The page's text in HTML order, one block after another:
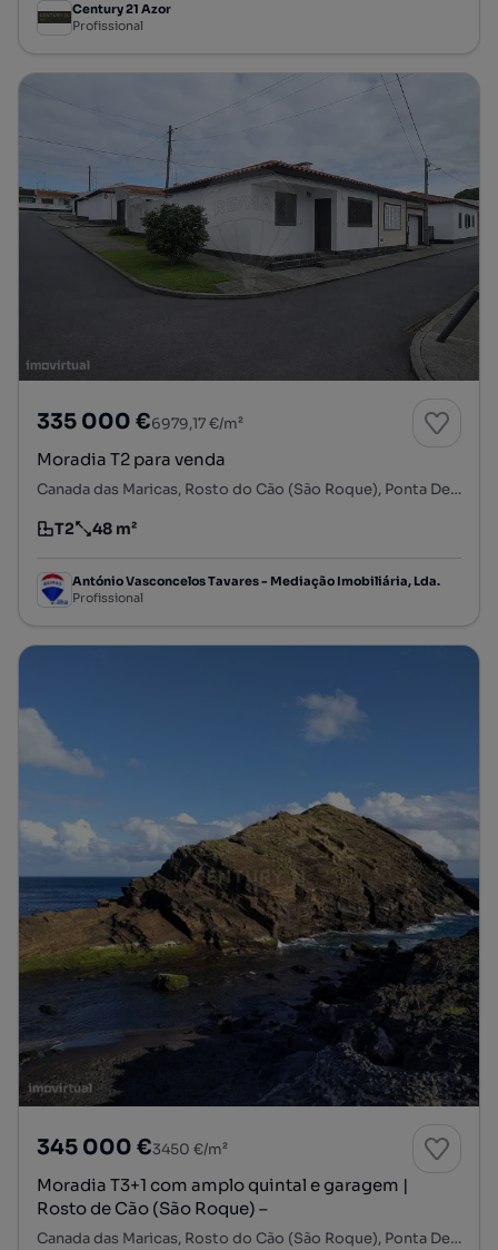
Century 21 Azor
Profissional
335 000 €6979,17 €/m²
Moradia T2 para venda
Canada das Maricas, Rosto do Cão (São Roque), Ponta Delgada, Ilha de São Miguel
Tipologia
T2
Preço por metro quadrado
48 m²
António Vasconcelos Tavares - Mediação Imobiliária, Lda.
Profissional
345 000 €3450 €/m²
Moradia T3+1 com amplo quintal e garagem |
Rosto de Cão (São Roque) –
Canada das Maricas, Rosto do Cão (São Roque), Ponta Delgada, Ilha de São Miguel